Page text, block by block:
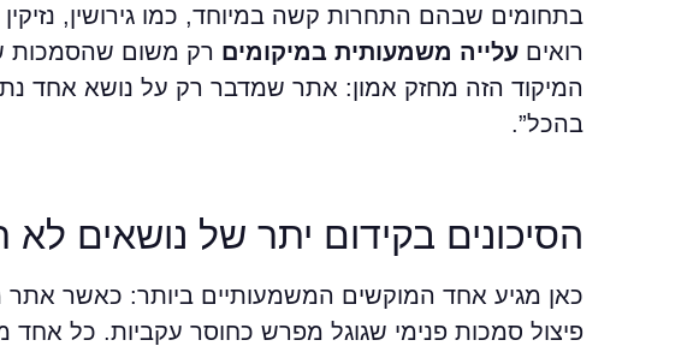
בתחומים שבהם התחרות קשה במיוחד, כמו גירושין,
רואים עלייה משמעותית במיקומים רק משום שהסמכות
המיקוד הזה מחזק אמון: אתר שמדבר רק על נושא אחד
בהכל”.
הסיכונים בקידום יתר של נושאים לא
כאן מגיע אחד המוקשים המשמעותיים ביותר: כאשר אתר
פיצול סמכות פנימי שגוגל מפרש כחוסר עקביות. כל אחד